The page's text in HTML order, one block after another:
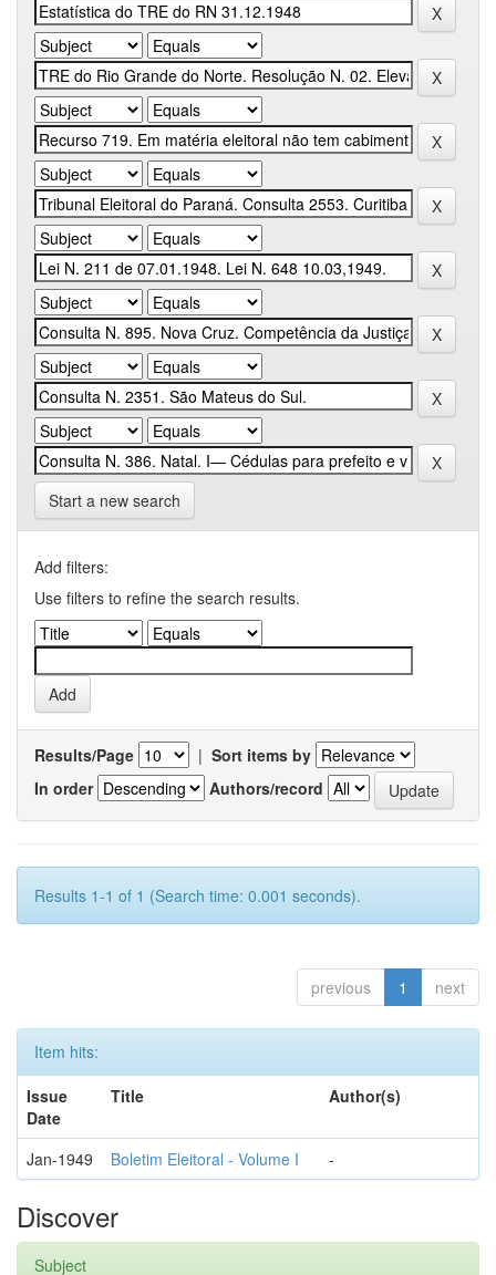
Start a new search
Add filters:
Use filters to refine the search results.
Results/Page | Sort items by
In order
Authors/record
Results 1-1 of 1 (Search time: 0.001 seconds).
previous 1 next
Item hits:
Issue
Date
Title Author(s)
Jan-1949 Boletim Eleitoral - Volume I -
Discover
Subject